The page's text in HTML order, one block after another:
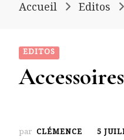
Accueil Editos
EDITOS
par CLÉMENCE 5